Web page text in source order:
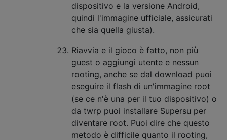
dispositivo e la versione Android,
quindi l'immagine ufficiale, assicurati
che sia quella giusta).
Riavvia e il gioco è fatto, non più
guest o aggiungi utente e nessun
rooting, anche se dal download puoi
eseguire il flash di un'immagine root
(se ce n'è una per il tuo dispositivo) o
da twrp puoi installare Supersu per
diventare root. Puoi dire che questo
metodo è difficile quanto il rooting,